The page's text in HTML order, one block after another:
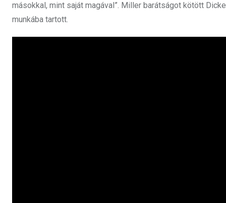
másokkal, mint saját magával”. Miller barátságot kötött
munkába tartott.